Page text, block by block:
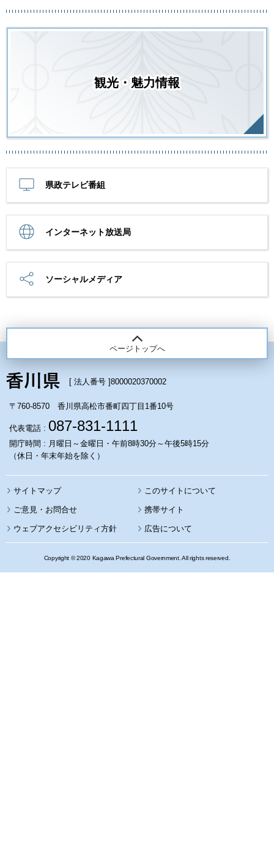
観光・魅力情報
県政テレビ番組
インターネット放送局
ソーシャルメディア
ページトップへ
[ 法人番号 ]8000020370002
〒760-8570 香川県高松市番町四丁目1番10号
代表電話 : 087-831-1111
開庁時間 : 月曜日～金曜日・午前8時30分～午後5時15分
（休日・年末年始を除く）
サイトマップ このサイトについて
携帯サイト
ウェブアクセシビリティ方針 広告について
Copyright © 2020 Kagawa Prefectural Government. All rights reserved.